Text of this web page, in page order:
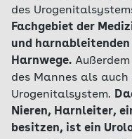
des
Fachgebiet der
und harnableitenden
Harnwege.
des Mannes als auch
Urogenitalsystem.
Nieren, Harnleiter,
besitzen, ist ein